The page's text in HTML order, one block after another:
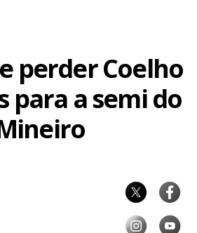
perder Coelho
para a semi do